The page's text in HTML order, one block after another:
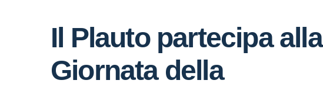
Il Plauto partecipa alla
Giornata della